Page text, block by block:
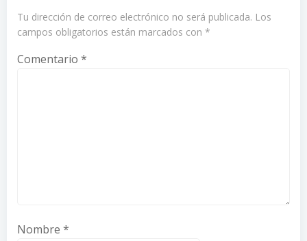
Tu dirección de correo electrónico no será publicada. Los
campos obligatorios están marcados con *
Comentario *
Nombre *